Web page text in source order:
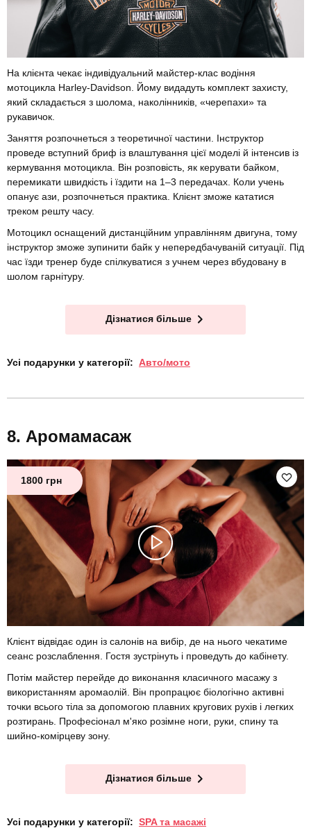
На клієнта чекає індивідуальний майстер-клас водіння
мотоцикла Harley-Davidson. Йому видадуть комплект захисту,
який складається з шолома, наколінників, «черепахи» та
рукавичок.
Заняття розпочнеться з теоретичної частини. Інструктор
проведе вступний бриф із влаштування цієї моделі й інтенсив із
кермування мотоцикла. Він розповість, як керувати байком,
перемикати швидкість і їздити на 1–3 передачах. Коли учень
опанує ази, розпочнеться практика. Клієнт зможе кататися
треком решту часу.
Мотоцикл оснащений дистанційним управлінням двигуна, тому
інструктор зможе зупинити байк у непередбачуваній ситуації. Під
час їзди тренер буде спілкуватися з учнем через вбудовану в
шолом гарнітуру.
Дізнатися більше
Усі подарунки у категорії: Авто/мото
Аромамасаж
1800 грн
Клієнт відвідає один із салонів на вибір, де на нього чекатиме
сеанс розслаблення. Гостя зустрінуть і проведуть до кабінету.
Потім майстер перейде до виконання класичного масажу з
використанням аромаолій. Він пропрацює біологічно активні
точки всього тіла за допомогою плавних кругових рухів і легких
розтирань. Професіонал м'яко розімне ноги, руки, спину та
шийно-комірцеву зону.
Дізнатися більше
Усі подарунки у категорії: SPA та масажі